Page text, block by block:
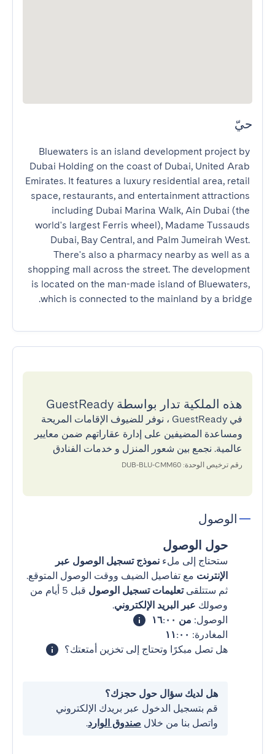
حيّ
Bluewaters is an island development project by
Dubai Holding on the coast of Dubai, United Arab
Emirates. It features a luxury residential area, retail
space, restaurants, and entertainment attractions
including Dubai Marina Walk, Ain Dubai (the
world's largest Ferris wheel), Madame Tussauds
Dubai, Bay Central, and Palm Jumeirah West.
There's also a pharmacy nearby as well as a
shopping mall across the street. The development
is located on the man-made island of Bluewaters,
which is connected to the mainland by a bridge.
هذه الملكية تدار بواسطة GuestReady
في GuestReady ، نوفر للضيوف الإقامات المريحة
ومساعدة المضيفين على إدارة عقاراتهم ضمن معايير
عالمية. نجمع بين شعور المنزل و خدمات الفنادق
رقم ترخيص الوحدة: DUB-BLU-CMM60
الوصول
حول الوصول
ستحتاج إلى ملء نموذج تسجيل الوصول عبر
الإنترنت مع تفاصيل الضيف ووقت الوصول المتوقع.
ثم ستتلقىتعليمات تسجيل الوصول
قبل 5 أيام من
وصولك عبر البريد الإلكتروني.
الوصول: من ١٦:٠٠
المغادرة: ١١:٠٠
هل تصل مبكرًا وتحتاج إلى تخزين أمتعتك؟
هل لديك سؤال حول حجزك؟
قم بتسجيل الدخول عبر بريدك الإلكتروني
واتصل بنا من خلال صندوق الوارد.